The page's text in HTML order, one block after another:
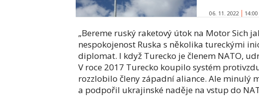
06. 11. 2022 14:00
„Bereme ruský raketový útok na Motor Sich
nespokojenost Ruska s několika tureckými
diplomat. I když Turecko je členem NATO,
V roce 2017 Turecko koupilo systém
rozzlobilo členy západní aliance. Ale minulý
a podpořil ukrajinské naděje na vstup do